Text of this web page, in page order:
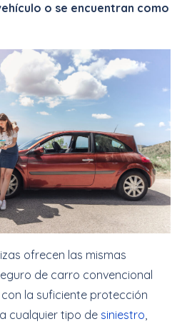
o se encuentran como
ofrecen las mismas
de carro convencional
la suficiente protección
cualquier tipo de siniestro,